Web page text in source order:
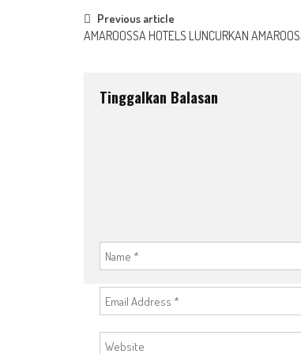
Post
Previous article
AMAROOSSA HOTELS LUNCURKAN
Tinggalkan Balasan